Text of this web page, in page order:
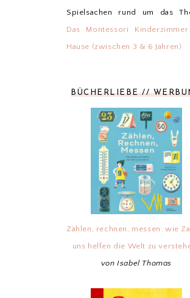
Spielsachen rund um das
Das Montessori
Hause (zwischen 3 & 6 Jahren)
BÜCHERLIEBE //
Zählen, rechnen, messen: wie
uns helfen die Welt zu
von Isabel Thomas